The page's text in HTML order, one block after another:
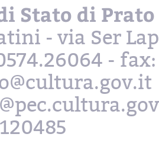
Stato di Prato
- via Ser
- fax: